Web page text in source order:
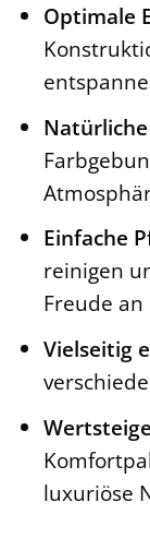
Optimale
Einfache
reinigen
Freude
Vielseitig
luxuriöse